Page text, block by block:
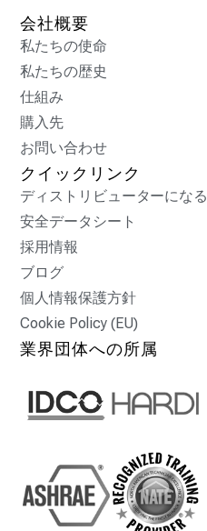
会社概要
私たちの使命
私たちの歴史
仕組み
購入先
お問い合わせ
クイックリンク
ディストリビューターになる
安全データシート
採用情報
ブログ
個人情報保護方針
Cookie Policy (EU)
業界団体への所属